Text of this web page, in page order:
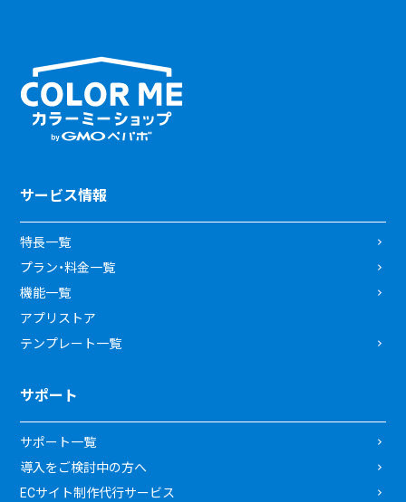
サービス情報
特長一覧
プラン・料金一覧
機能一覧
アプリストア
テンプレート一覧
サポート
サポート一覧
導入をご検討中の方へ
ECサイト制作代行サービス